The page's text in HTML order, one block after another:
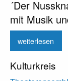
´Der
mit Musik
weiterlesen
Kulturkreis